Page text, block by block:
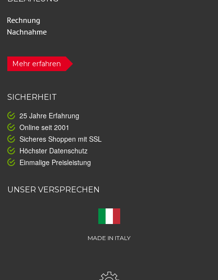
Mehr erfahren
SICHERHEIT
25 Jahre Erfahrung
Online seit 2001
Sicheres Shoppen mit SSL
Höchster Datenschutz
Einmalige Preisleistung
UNSER VERSPRECHEN
MADE IN ITALY